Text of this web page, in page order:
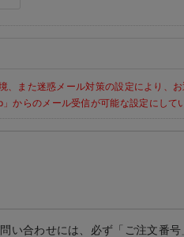
、また迷惑メール対策の設定により、お
からのメール受信が可能な設定にして
い合わせには、必ず「ご注文番